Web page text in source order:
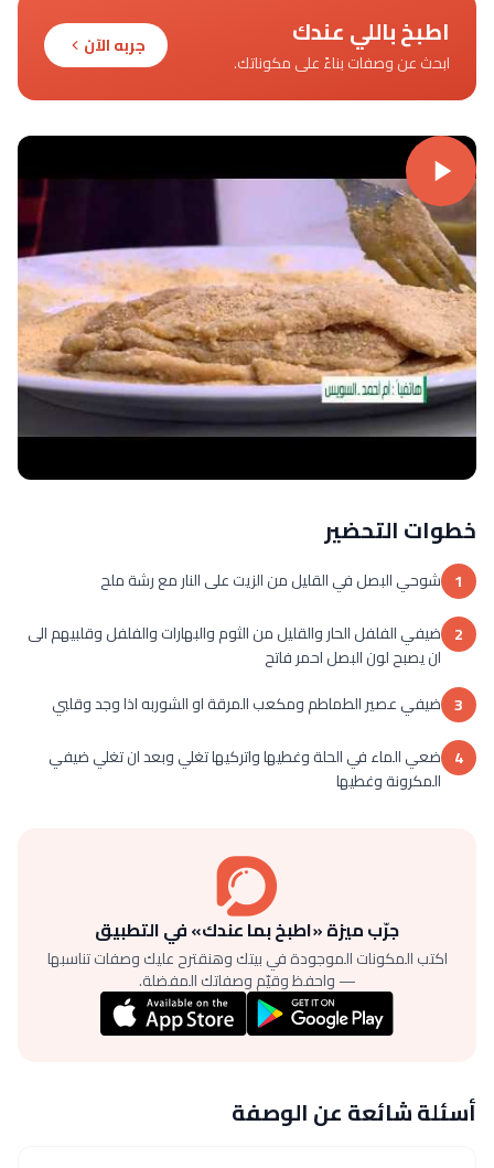
اطبخ باللي عندك
ابحث عن وصفات بناءً على مكوناتك.
جربه الآن
خطوات التحضير
1 شوحي البصل في القليل من الزيت على النار مع رشة ملح
2 ضيفي الفلفل الحار والقليل من الثوم والبهارات والفلفل وقلبيهم الى
ان يصبح لون البصل احمر فاتح
3 ضيفي عصير الطماطم ومكعب المرقة او الشوربه اذا وجد وقلبي
4 ضعي الماء في الحلة وغطيها واتركيها تغلي وبعد ان تغلي ضيفي
المكرونة وغطيها
جرّب ميزة «اطبخ بما عندك» في التطبيق
اكتب المكونات الموجودة في بيتك وهنقترح عليك وصفات تناسبها
— واحفظ وقيّم وصفاتك المفضلة.
أسئلة شائعة عن الوصفة